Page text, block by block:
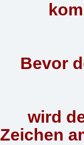
Bevor
wird
Zeichen